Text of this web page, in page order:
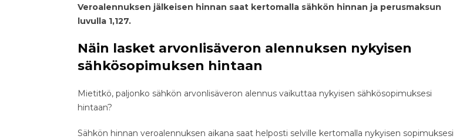
Veroalennuksen jälkeisen hinnan saat kertomalla sähkön hinnan ja perusmaksun
luvulla 1,127.
Näin lasket arvonlisäveron alennuksen nykyisen
sähkösopimuksen hintaan
Mietitkö, paljonko sähkön arvonlisäveron alennus vaikuttaa nykyisen sähkösopimuksesi
hintaan?
Sähkön hinnan veroalennuksen aikana saat helposti selville kertomalla nykyisen sopimuksesi